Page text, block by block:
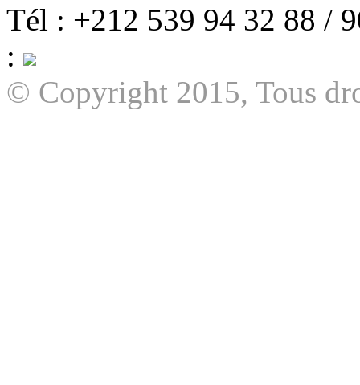
Tél : +212 539 94 32 88 /
:
© Copyright 2015, Tous